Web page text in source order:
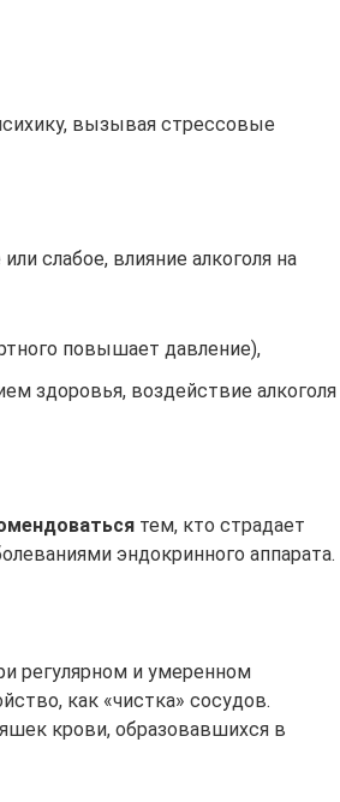
вызывая стрессовые
слабое, влияние алкоголя на
повышает давление),
здоровья, воздействие алкоголя
тем, кто страдает
эндокринного аппарата.
регулярном и умеренном
как «чистка» сосудов.
крови, образовавшихся в